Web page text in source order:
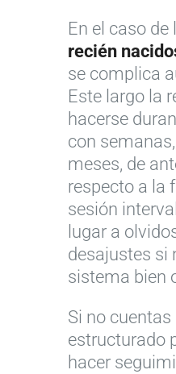
En el caso de
recién
se complica
Este largo la
hacerse
con
meses, de
respecto a la
sesión
lugar a
desajustes si
sistema bien
Si no
estructurado
hacer